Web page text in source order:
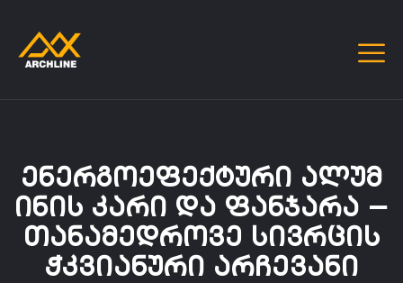
ᲔᲜᲔᲠᲒᲝᲔᲤᲔᲥᲢᲣᲠᲘ ᲐᲚᲣᲛ
ᲘᲜᲘᲡ ᲙᲐᲠᲘ ᲓᲐ ᲤᲐᲜᲯᲐᲠᲐ —
ᲗᲐᲜᲐᲛᲔᲓᲠᲝᲕᲔ ᲡᲘᲕᲠᲪᲘᲡ
ᲭᲙᲕᲘᲐᲜᲣᲠᲘ ᲐᲠᲩᲔᲕᲐᲜᲘ